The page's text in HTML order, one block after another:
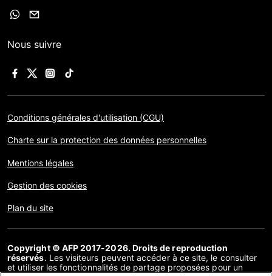
Nous suivre
Conditions générales d'utilisation (CGU)
Charte sur la protection des données personnelles
Mentions légales
Gestion des cookies
Plan du site
Copyright © AFP 2017-2026. Droits de reproduction
réservés. Les visiteurs peuvent accéder à ce site, le consulter
et utiliser les fonctionnalités de partage proposées pour un